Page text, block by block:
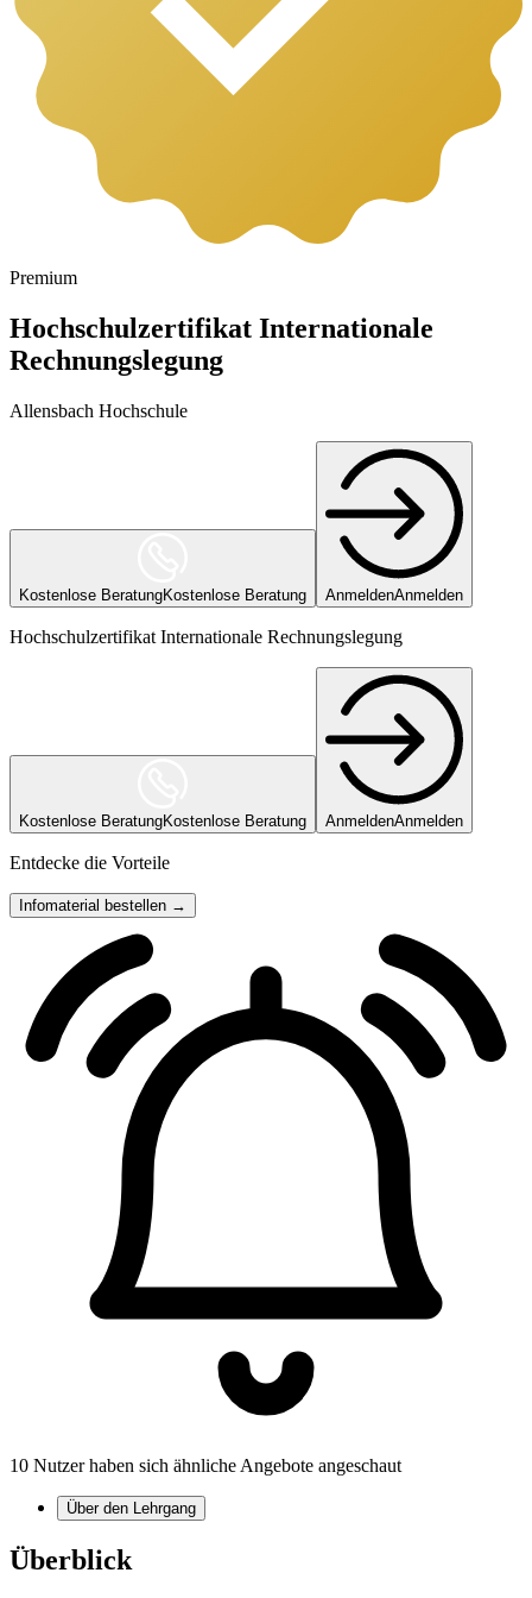
Premium
Hochschulzertifikat Internationale
Rechnungslegung
Allensbach Hochschule
Kostenlose BeratungKostenlose Beratung AnmeldenAnmelden
Hochschulzertifikat Internationale Rechnungslegung
Kostenlose BeratungKostenlose Beratung AnmeldenAnmelden
Entdecke die Vorteile
Infomaterial bestellen →
10 Nutzer haben sich ähnliche Angebote angeschaut
Über den Lehrgang
Überblick